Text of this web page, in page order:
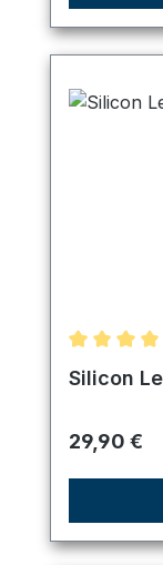
Silicon
Regulärer
29,90 €